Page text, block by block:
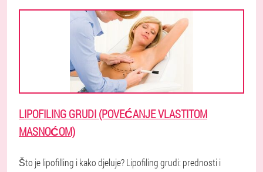
LIPOFILING GRUDI (POVEĆANJE VLASTITOM
MASNOĆOM)
Što je lipofilling i kako djeluje? Lipofiling grudi: prednosti i